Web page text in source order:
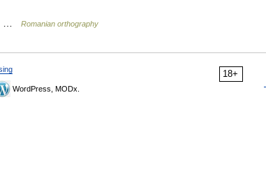
… Romanian orthography
18+
WordPress, MODx.